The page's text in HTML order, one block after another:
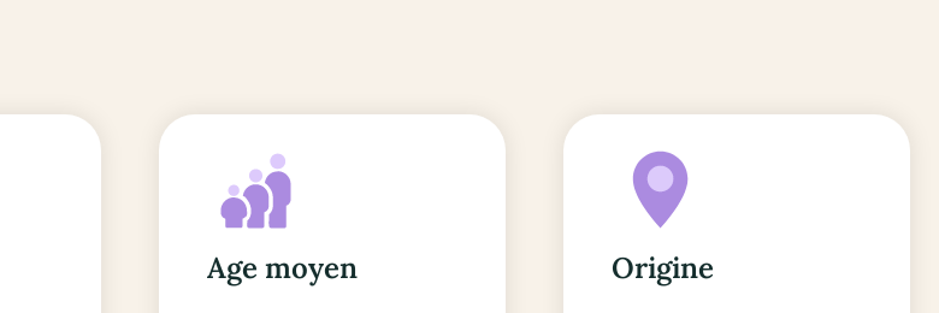
Age moyen Origine